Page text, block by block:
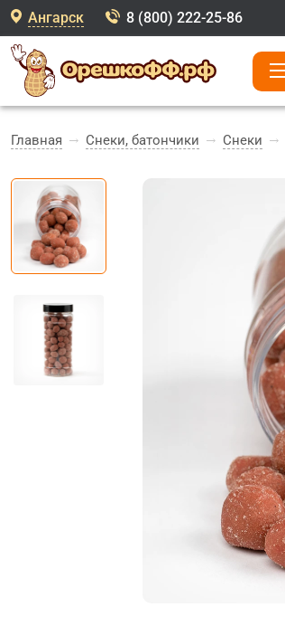
Ангарск 8 (800) 222-25-86
Главная Снеки, батончики Снеки